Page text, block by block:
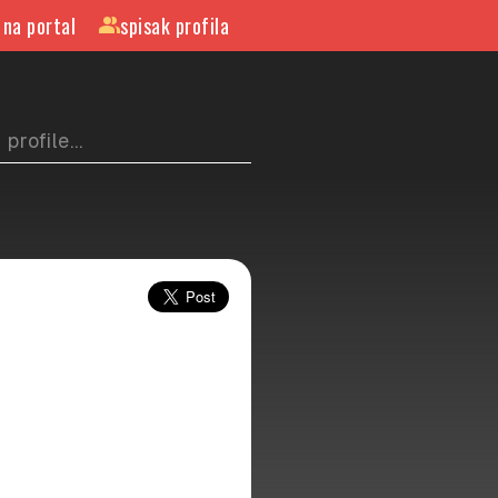
groupspisak profila
na portal